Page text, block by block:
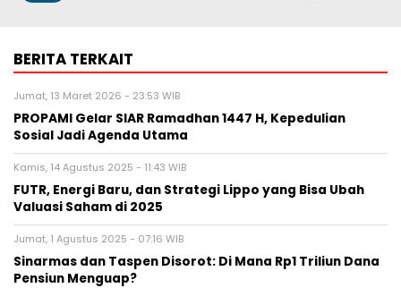
BERITA TERKAIT
Jumat, 13 Maret 2026 - 23:53 WIB
PROPAMI Gelar SIAR Ramadhan 1447 H, Kepedulian
Sosial Jadi Agenda Utama
Kamis, 14 Agustus 2025 - 11:43 WIB
FUTR, Energi Baru, dan Strategi Lippo yang Bisa Ubah
Valuasi Saham di 2025
Jumat, 1 Agustus 2025 - 07:16 WIB
Sinarmas dan Taspen Disorot: Di Mana Rp1 Triliun Dana
Pensiun Menguap?